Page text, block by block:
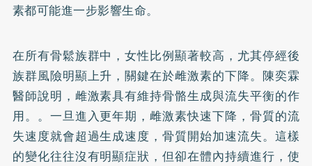
素都可能進一步影響生命。
在所有骨鬆族群中，女性比例顯著較高，尤其停經後
族群風險明顯上升，關鍵在於雌激素的下降。陳奕霖
醫師說明，雌激素具有維持骨骼生成與流失平衡的作
用。。一旦進入更年期，雌激素快速下降，骨質的流
失速度就會超過生成速度，骨質開始加速流失。這樣
的變化往往沒有明顯症狀，但卻在體內持續進行，使